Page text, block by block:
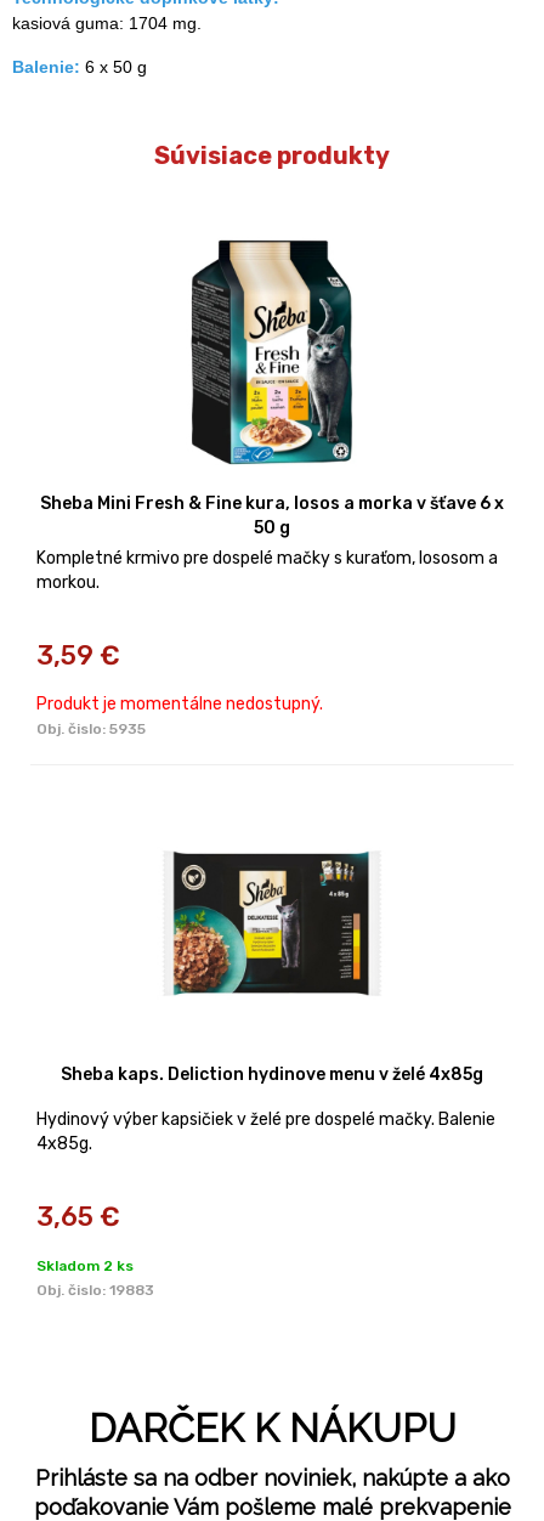
kasiová guma: 1704 mg.
Balenie: 6 x 50 g
Súvisiace produkty
Sheba Mini Fresh & Fine kura, losos a morka v šťave 6 x
50 g
Kompletné krmivo pre dospelé mačky s kuraťom, lososom a
morkou.
3,59 €
Produkt je momentálne nedostupný.
Obj. čislo: 5935
Sheba kaps. Deliction hydinove menu v želé 4x85g
Hydinový výber kapsičiek v želé pre dospelé mačky. Balenie
4x85g.
3,65 €
Skladom 2 ks
Obj. čislo: 19883
DARČEK K NÁKUPU
Prihláste sa na odber noviniek, nakúpte a ako
poďakovanie Vám pošleme malé prekvapenie